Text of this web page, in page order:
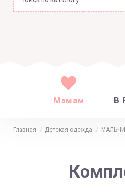
Мамам В
Главная Детская одежда